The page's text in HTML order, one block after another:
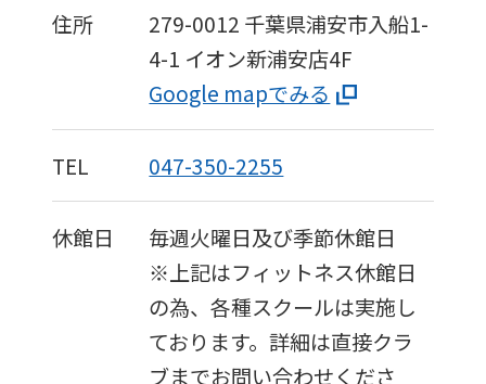
住所 279-0012 千葉県浦安市入船1-
4-1 イオン新浦安店4F
Google mapでみる
TEL 047-350-2255
休館日
毎週火曜日及び季節休館日
※上記はフィットネス休館日
の為、各種スクールは実施し
ております。詳細は直接クラ
ブまでお問い合わせくださ
For
foreigners
Sports
website
is
automatically
translated